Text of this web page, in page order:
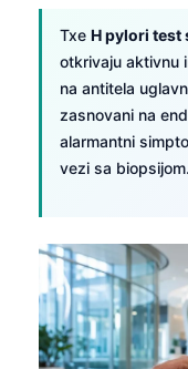
Тхе H pylori test
otkrivaju aktivnu
na antitela
zasnovani na
alarmantni
vezi sa biopsijom.
हिन्दी
Bahasa
Հայերեն
Íslenska
Bosanski
Azərbaycan
Eesti
日本語
Čeština